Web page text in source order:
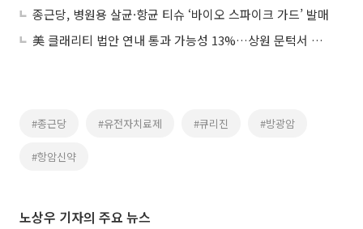
종근당, 병원용 살균·항균 티슈 ‘바이오 스파이크 가드’ 발매
美 클래리티 법안 연내 통과 가능성 13%…상원 문턱서 제동
#종근당 #유전자치료제 #큐리진 #방광암
#항암신약
노상우 기자의 주요 뉴스